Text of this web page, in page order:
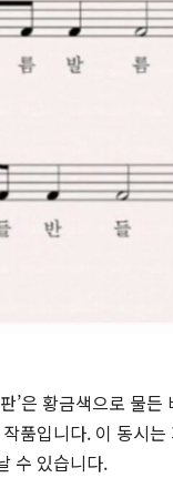
’은 황금색으로 물든
품입니다. 이 동시는
수 있습니다.